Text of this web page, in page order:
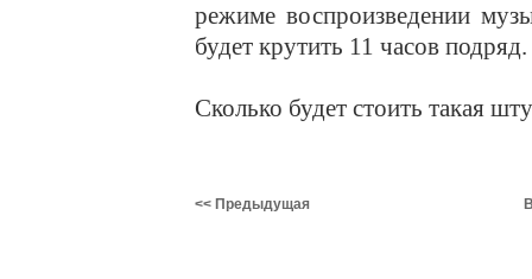
режиме воспроизведении
будет крутить 11 часов подряд.
Сколько будет стоить такая
<< Предыдущая